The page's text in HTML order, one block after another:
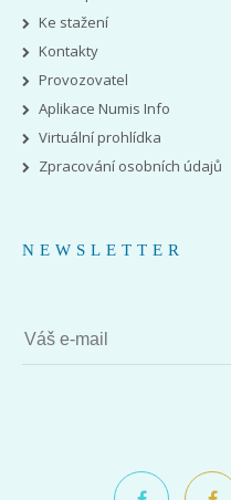
Ke stažení
Kontakty
Provozovatel
Aplikace Numis Info
Virtuální prohlídka
Zpracování osobních údajů
NEWSLETTER